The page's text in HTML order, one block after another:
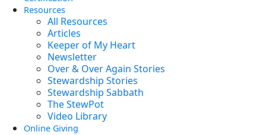
Resources
All Resources
Articles
Keeper of My Heart
Newsletter
Over & Over Again Stories
Stewardship Stories
Stewardship Sabbath
The StewPot
Video Library
Online Giving